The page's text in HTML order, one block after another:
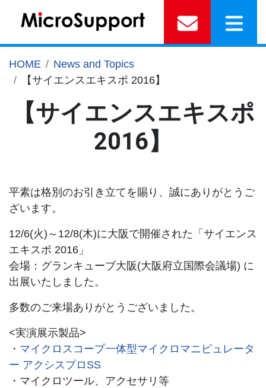
HOME
News and Topics
【サイエンスエキスポ 2016】
【サイエンスエキスポ
2016】
平素は格別のお引き立てを賜り、誠にありがとうご
ざいます。
12/6(火)～12/8(木)に大阪で開催された「サイエンス
エキスポ 2016」
会場：グランキューブ大阪(大阪府立国際会議場) に
出展いたしました。
多数のご来場ありがとうございました。
<実演展示製品>
・ マイクロスコープ一体型マイクロマニピュレータ
ー アクシスプロSS
・マイクロツール、アクセサリ等